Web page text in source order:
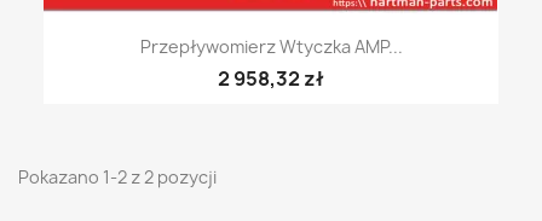
Przepływomierz Wtyczka AMP...
2 958,32 zł
Pokazano 1-2 z 2 pozycji